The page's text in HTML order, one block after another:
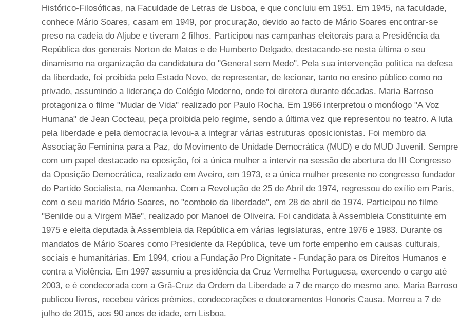
Histórico-Filosóficas, na Faculdade de Letras de Lisboa, e que concluiu em 1951. Em 1945, na faculdade,
conhece Mário Soares, casam em 1949, por procuração, devido ao facto de Mário Soares encontrar-se
preso na cadeia do Aljube e tiveram 2 filhos. Participou nas campanhas eleitorais para a Presidência da
República dos generais Norton de Matos e de Humberto Delgado, destacando-se nesta última o seu
dinamismo na organização da candidatura do "General sem Medo". Pela sua intervenção política na defesa
da liberdade, foi proibida pelo Estado Novo, de representar, de lecionar, tanto no ensino público como no
privado, assumindo a liderança do Colégio Moderno, onde foi diretora durante décadas. Maria Barroso
protagoniza o filme "Mudar de Vida" realizado por Paulo Rocha. Em 1966 interpretou o monólogo "A Voz
Humana" de Jean Cocteau, peça proibida pelo regime, sendo a última vez que representou no teatro. A luta
pela liberdade e pela democracia levou-a a integrar várias estruturas oposicionistas. Foi membro da
Associação Feminina para a Paz, do Movimento de Unidade Democrática (MUD) e do MUD Juvenil. Sempre
com um papel destacado na oposição, foi a única mulher a intervir na sessão de abertura do III Congresso
da Oposição Democrática, realizado em Aveiro, em 1973, e a única mulher presente no congresso fundador
do Partido Socialista, na Alemanha. Com a Revolução de 25 de Abril de 1974, regressou do exílio em Paris,
com o seu marido Mário Soares, no "comboio da liberdade", em 28 de abril de 1974. Participou no filme
"Benilde ou a Virgem Mãe", realizado por Manoel de Oliveira. Foi candidata à Assembleia Constituinte em
1975 e eleita deputada à Assembleia da República em várias legislaturas, entre 1976 e 1983. Durante os
mandatos de Mário Soares como Presidente da República, teve um forte empenho em causas culturais,
sociais e humanitárias. Em 1994, criou a Fundação Pro Dignitate - Fundação para os Direitos Humanos e
contra a Violência. Em 1997 assumiu a presidência da Cruz Vermelha Portuguesa, exercendo o cargo até
2003, e é condecorada com a Grã-Cruz da Ordem da Liberdade a 7 de março do mesmo ano. Maria Barroso
publicou livros, recebeu vários prémios, condecorações e doutoramentos Honoris Causa. Morreu a 7 de
julho de 2015, aos 90 anos de idade, em Lisboa.